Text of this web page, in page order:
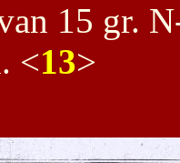
15 gr.
<13>